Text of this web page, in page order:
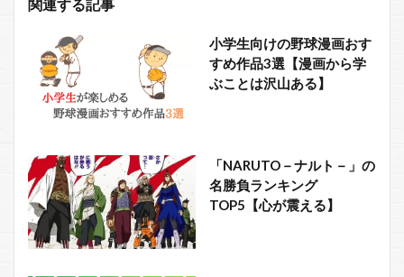
関連する記事
小学生向けの野球漫画おす
すめ作品3選【漫画から学
ぶことは沢山ある】
「NARUTO－ナルト－」の
名勝負ランキング
TOP5【心が震える】